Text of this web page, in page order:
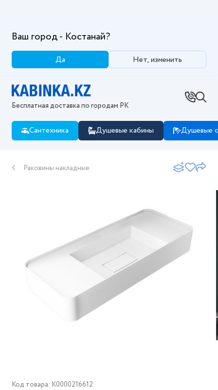
Ваш город - Костанай?
Да Нет, изменить
Бесплатная доставка по городам РК
Сантехника Душевые кабины Душевые
Раковины накладные
Код товара: K0000216612